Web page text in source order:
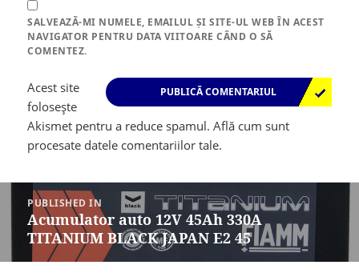
SALVEAZĂ-MI NUMELE, EMAILUL ȘI SITE-UL WEB ÎN ACEST
NAVIGATOR PENTRU DATA VIITOARE CÂND O SĂ
COMENTEZ.
Acest site
folosește
Akismet pentru a reduce spamul.Află cum sunt
procesate datele comentariilor tale.
Navigare
articole
PUBLISHED IN
Acumulator auto 12V 45Ah 330A
TITANIUM BLACK JAPAN E2 45